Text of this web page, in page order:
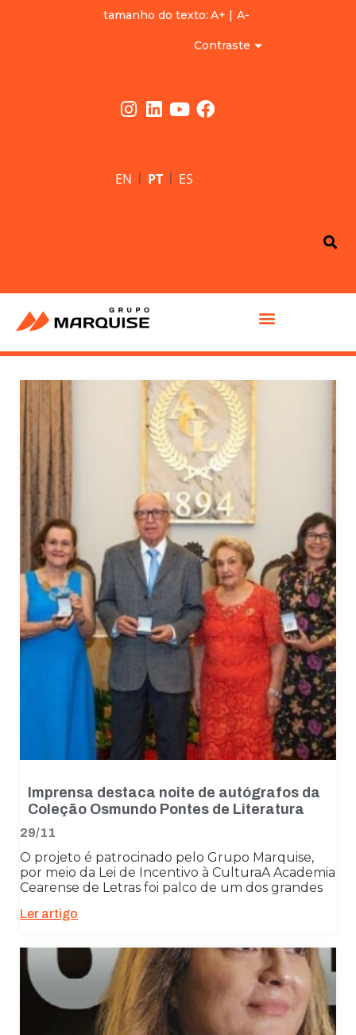
tamanho do texto: A+ | A-
Contraste
EN | PT | ES
Imprensa destaca noite de autógrafos da
Coleção Osmundo Pontes de Literatura
29/11
O projeto é patrocinado pelo Grupo Marquise,
por meio da Lei de Incentivo à CulturaA Academia
Cearense de Letras foi palco de um dos grandes
Ler artigo